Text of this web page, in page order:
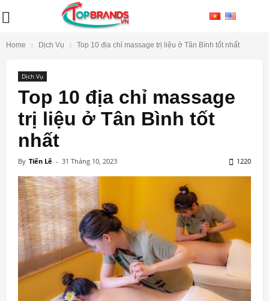
Home Dịch Vụ Top 10 địa chỉ massage trị liệu ở Tân Bình tốt nhất
Dịch Vụ
Top 10 địa chỉ massage
trị liệu ở Tân Bình tốt
nhất
By Tiến Lê - 31 Tháng 10, 2023 1220